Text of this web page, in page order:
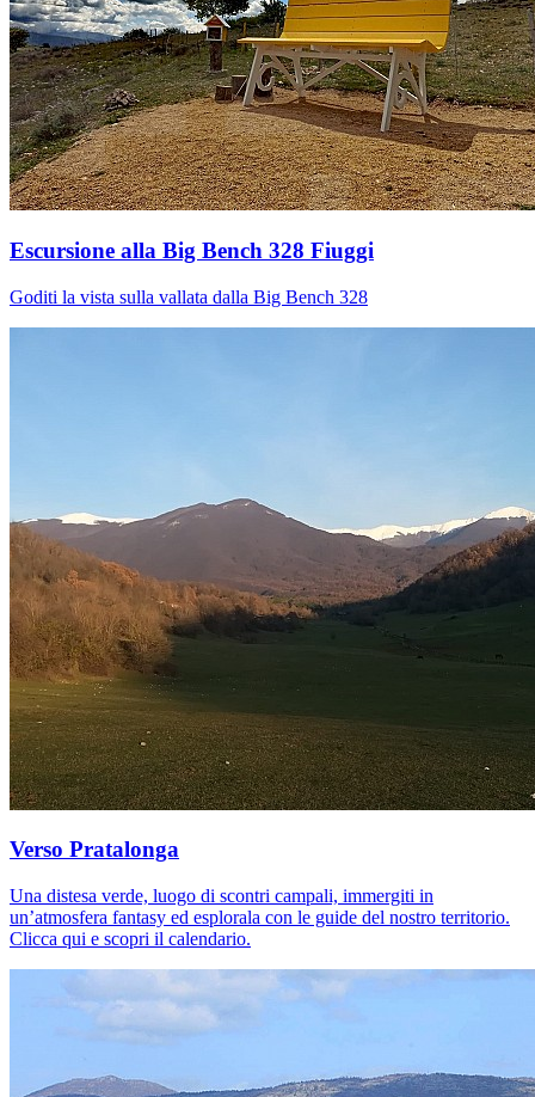
Escursione alla Big Bench 328 Fiuggi
Goditi la vista sulla vallata dalla Big Bench 328
Verso Pratalonga
Una distesa verde, luogo di scontri campali, immergiti in
un’atmosfera fantasy ed esplorala con le guide del nostro territorio.
Clicca qui e scopri il calendario.